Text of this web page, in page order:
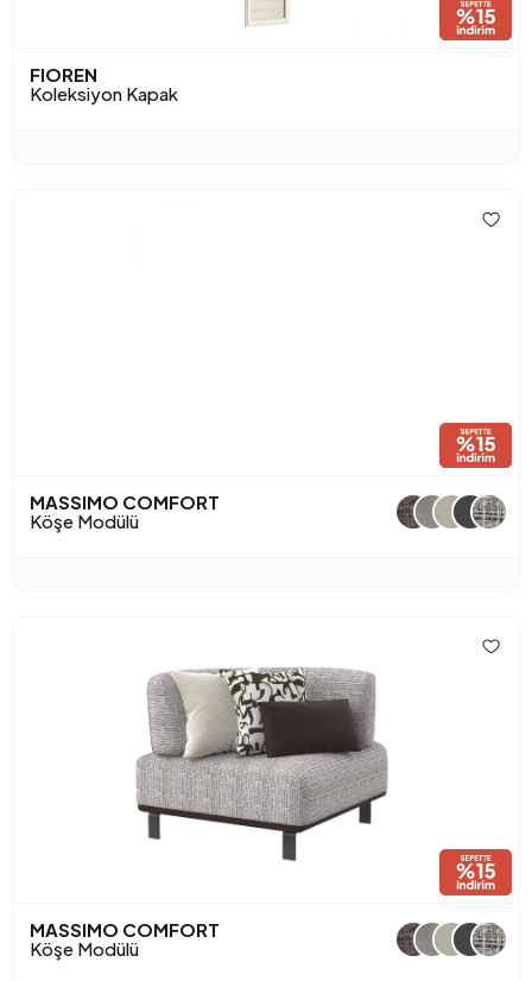
FIOREN
Koleksiyon Kapak
MASSIMO COMFORT
Köşe Modülü
+1
MASSIMO COMFORT
Köşe Modülü
+1